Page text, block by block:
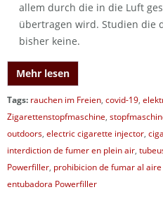
allem durch die in die Luft
übertragen wird. Studien die
bisher keine.
Mehr lesen
Tags: rauchen im Freien, covid-19,
Zigarettenstopfmaschine,
outdoors, electric cigarette injector,
interdiction de fumer en plein air,
Powerfiller, prohibicion de fumar al
entubadora Powerfiller